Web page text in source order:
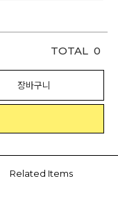
TOTAL 0
장바구니
Related Items